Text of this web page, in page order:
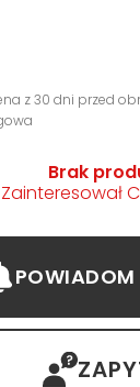
z 30 dni przed
Brak
Zainteresował
POWIADOM